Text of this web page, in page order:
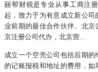
丽帮财税是专业从事工商注
起，致力于为有意成立新公
业前期的最佳合作伙伴。北京
京注册公司代办，北京营...
成立一个空壳公司包括后期
的记账报税和地址的费用，